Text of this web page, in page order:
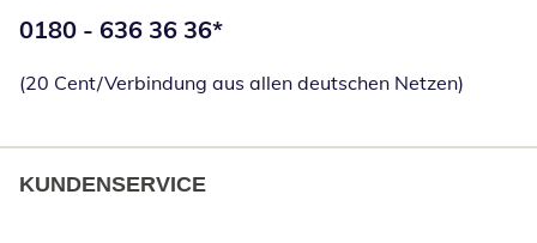
Telefonnummer:
0180 - 636 36 36*
(20 Cent/Verbindung aus allen deutschen Netzen)
KUNDENSERVICE